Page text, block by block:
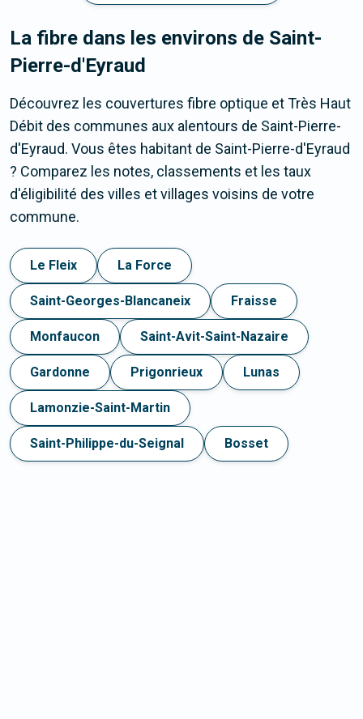
La fibre dans les environs de Saint-
Pierre-d'Eyraud
Découvrez les couvertures fibre optique et Très Haut
Débit des communes aux alentours de Saint-Pierre-
d'Eyraud. Vous êtes habitant de Saint-Pierre-d'Eyraud
? Comparez les notes, classements et les taux
d'éligibilité des villes et villages voisins de votre
commune.
Le Fleix La Force
Saint-Georges-Blancaneix Fraisse
Monfaucon Saint-Avit-Saint-Nazaire
Gardonne Prigonrieux Lunas
Lamonzie-Saint-Martin
Saint-Philippe-du-Seignal Bosset